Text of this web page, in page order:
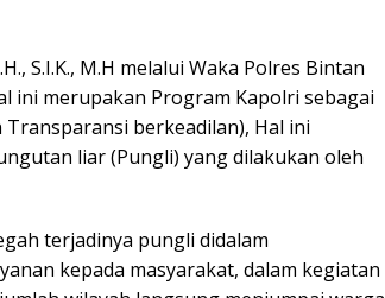
S.I.K., M.H melalui Waka Polres Bintan
ini merupakan Program Kapolri sebagai
berkeadilan), Hal ini
liar (Pungli) yang dilakukan oleh
terjadinya pungli didalam
kepada masyarakat, dalam kegiatan